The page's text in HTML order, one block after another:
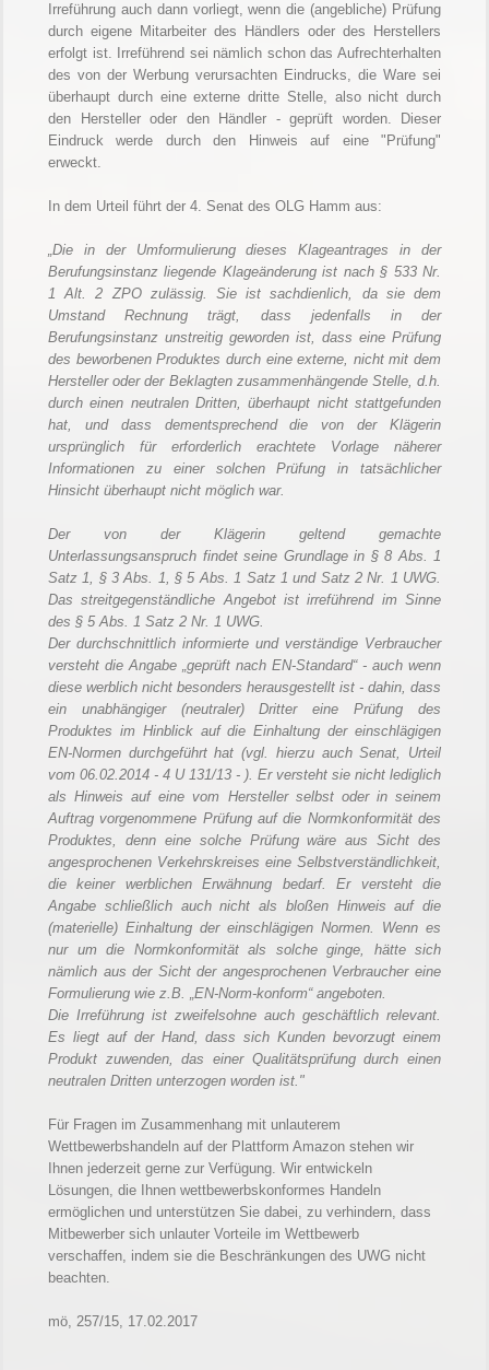
Irreführung auch dann vorliegt, wenn die (angebliche) Prüfung
durch eigene Mitarbeiter des Händlers oder des Herstellers
erfolgt ist. Irreführend sei nämlich schon das Aufrechterhalten
des von der Werbung verursachten Eindrucks, die Ware sei
überhaupt durch eine externe dritte Stelle, also nicht durch
den Hersteller oder den Händler - geprüft worden. Dieser
Eindruck werde durch den Hinweis auf eine "Prüfung"
erweckt.
In dem Urteil führt der 4. Senat des OLG Hamm aus:
„Die in der Umformulierung dieses Klageantrages in der
Berufungsinstanz liegende Klageänderung ist nach § 533 Nr.
1 Alt. 2 ZPO zulässig. Sie ist sachdienlich, da sie dem
Umstand Rechnung trägt, dass jedenfalls in der
Berufungsinstanz unstreitig geworden ist, dass eine Prüfung
des beworbenen Produktes durch eine externe, nicht mit dem
Hersteller oder der Beklagten zusammenhängende Stelle, d.h.
durch einen neutralen Dritten, überhaupt nicht stattgefunden
hat, und dass dementsprechend die von der Klägerin
ursprünglich für erforderlich erachtete Vorlage näherer
Informationen zu einer solchen Prüfung in tatsächlicher
Hinsicht überhaupt nicht möglich war.
Der von der Klägerin geltend gemachte
Unterlassungsanspruch findet seine Grundlage in § 8 Abs. 1
Satz 1, § 3 Abs. 1, § 5 Abs. 1 Satz 1 und Satz 2 Nr. 1 UWG.
Das streitgegenständliche Angebot ist irreführend im Sinne
des § 5 Abs. 1 Satz 2 Nr. 1 UWG.
Der durchschnittlich informierte und verständige Verbraucher
versteht die Angabe „geprüft nach EN-Standard“ - auch wenn
diese werblich nicht besonders herausgestellt ist - dahin, dass
ein unabhängiger (neutraler) Dritter eine Prüfung des
Produktes im Hinblick auf die Einhaltung der einschlägigen
EN-Normen durchgeführt hat (vgl. hierzu auch Senat, Urteil
vom 06.02.2014 - 4 U 131/13 - ). Er versteht sie nicht lediglich
als Hinweis auf eine vom Hersteller selbst oder in seinem
Auftrag vorgenommene Prüfung auf die Normkonformität des
Produktes, denn eine solche Prüfung wäre aus Sicht des
angesprochenen Verkehrskreises eine Selbstverständlichkeit,
die keiner werblichen Erwähnung bedarf. Er versteht die
Angabe schließlich auch nicht als bloßen Hinweis auf die
(materielle) Einhaltung der einschlägigen Normen. Wenn es
nur um die Normkonformität als solche ginge, hätte sich
nämlich aus der Sicht der angesprochenen Verbraucher eine
Formulierung wie z.B. „EN-Norm-konform“ angeboten.
Die Irreführung ist zweifelsohne auch geschäftlich relevant.
Es liegt auf der Hand, dass sich Kunden bevorzugt einem
Produkt zuwenden, das einer Qualitätsprüfung durch einen
neutralen Dritten unterzogen worden ist."
Für Fragen im Zusammenhang mit unlauterem
Wettbewerbshandeln auf der Plattform Amazon stehen wir
Ihnen jederzeit gerne zur Verfügung. Wir entwickeln
Lösungen, die Ihnen wettbewerbskonformes Handeln
ermöglichen und unterstützen Sie dabei, zu verhindern, dass
Mitbewerber sich unlauter Vorteile im Wettbewerb
verschaffen, indem sie die Beschränkungen des UWG nicht
beachten.
mö, 257/15, 17.02.2017